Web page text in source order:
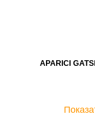
APARICI